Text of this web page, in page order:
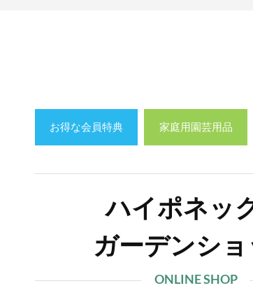
お得な会員特典 家庭用園芸用品
ハイポネッ
ガーデンシ
ONLINE SHOP